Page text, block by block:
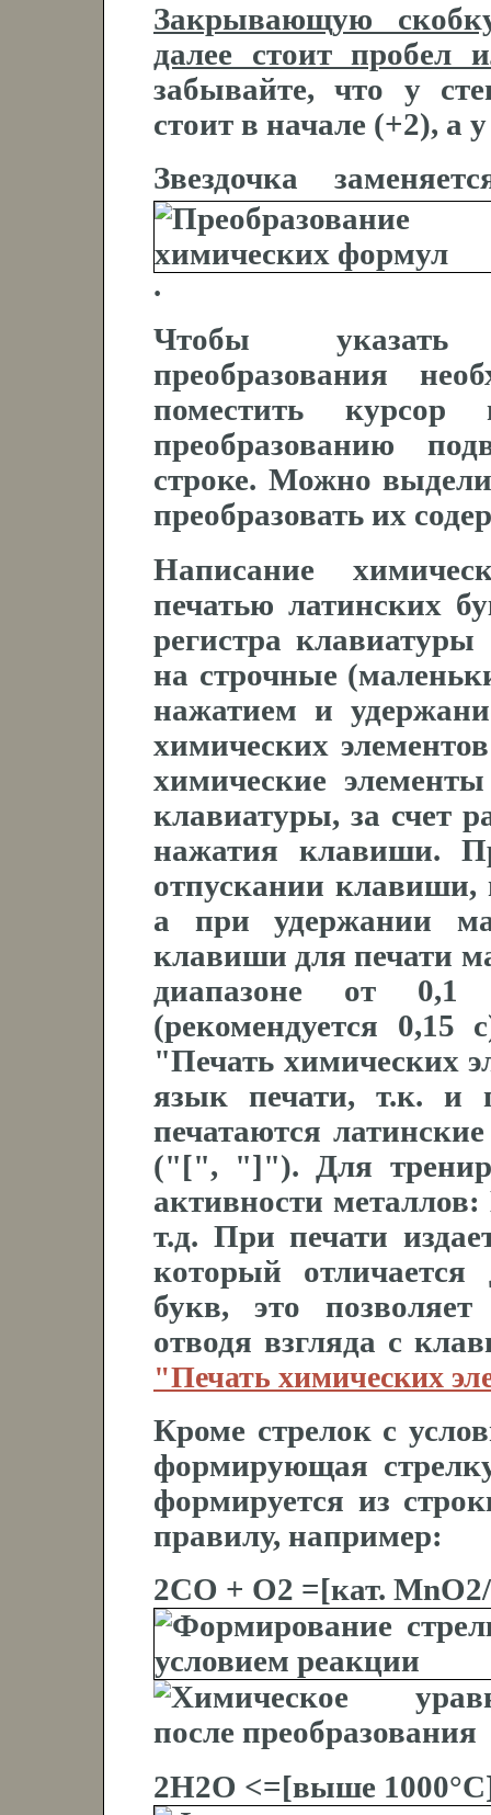
Закрывающую
далее стоит пробел
забывайте, что у
стоит в начале (+2), а
Звездочка
.
Чтобы
преобразования
поместить
преобразованию
строке. Можно
преобразовать их
Написание
печатью латинских
регистра
на строчные
нажатием и
химических
химические
клавиатуры, за счет
нажатия клавиши.
отпускании клавиши,
а при удержании
клавиши для печати
диапазоне от
(рекомендуется
"Печать химических
язык печати, т.к. и
печатаются
("[", "]"). Для
активности
т.д. При печати
который
букв, это
отводя взгляда с
"Печать химических
Кроме стрелок с
формирующая
формируется из
правилу, например:
2CO + O2 =[кат.
2H2O <=[выше